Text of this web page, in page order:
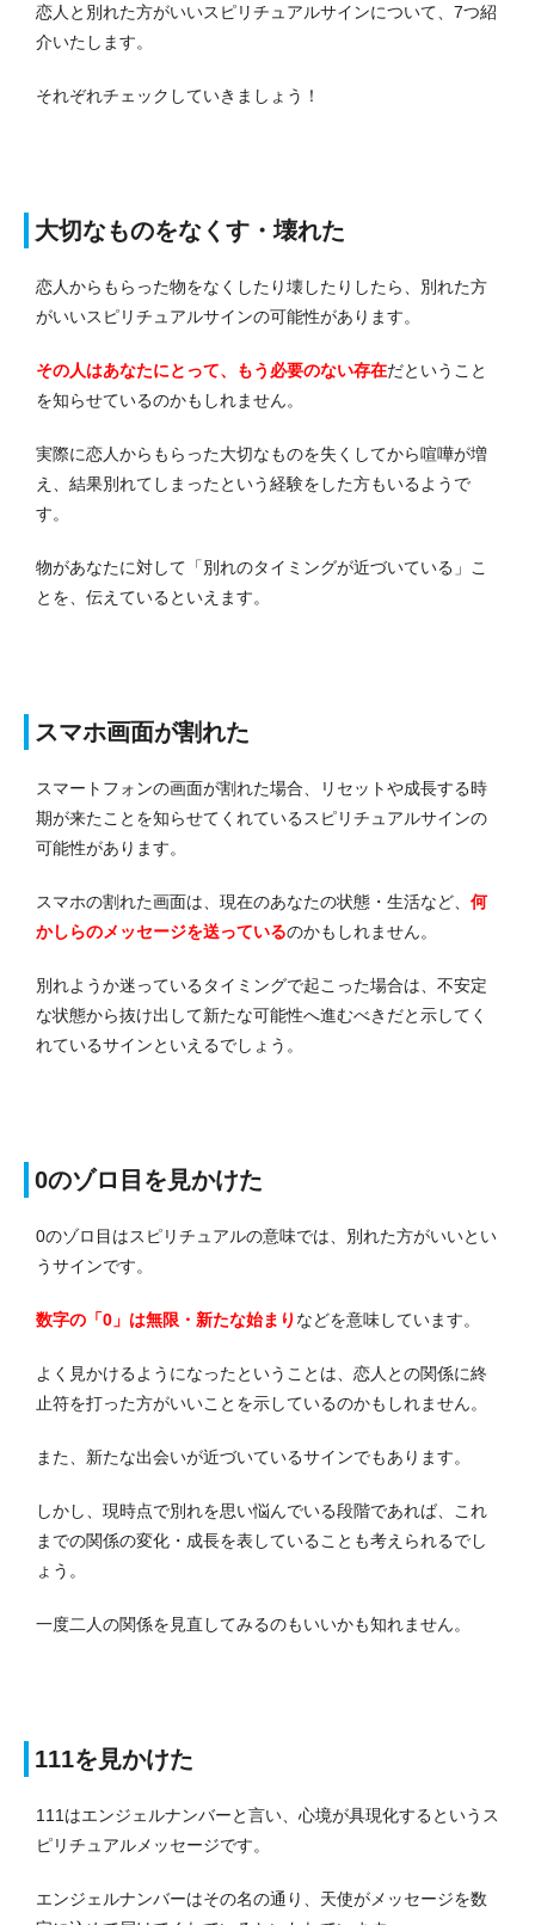
恋人と別れた方がいいスピリチュアルサインについて、7つ紹
介いたします。
それぞれチェックしていきましょう！
大切なものをなくす・壊れた
恋人からもらった物をなくしたり壊したりしたら、別れた方
がいいスピリチュアルサインの可能性があります。
その人はあなたにとって、もう必要のない存在だということ
を知らせているのかもしれません。
実際に恋人からもらった大切なものを失くしてから喧嘩が増
え、結果別れてしまったという経験をした方もいるようで
す。
物があなたに対して「別れのタイミングが近づいている」こ
とを、伝えているといえます。
スマホ画面が割れた
スマートフォンの画面が割れた場合、リセットや成長する時
期が来たことを知らせてくれているスピリチュアルサインの
可能性があります。
スマホの割れた画面は、現在のあなたの状態・生活など、 何
かしらのメッセージを送っているのかもしれません。
別れようか迷っているタイミングで起こった場合は、不安定
な状態から抜け出して新たな可能性へ進むべきだと示してく
れているサインといえるでしょう。
0のゾロ目を見かけた
0のゾロ目はスピリチュアルの意味では、別れた方がいいとい
うサインです。
数字の「0」は無限・新たな始まり などを意味しています。
よく見かけるようになったということは、恋人との関係に終
止符を打った方がいいことを示しているのかもしれません。
また、新たな出会いが近づいているサインでもあります。
しかし、現時点で別れを思い悩んでいる段階であれば、これ
までの関係の変化・成長を表していることも考えられるでし
ょう。
一度二人の関係を見直してみるのもいいかも知れません。
111を見かけた
111はエンジェルナンバーと言い、心境が具現化するというス
ピリチュアルメッセージです。
エンジェルナンバーはその名の通り、天使がメッセージを数